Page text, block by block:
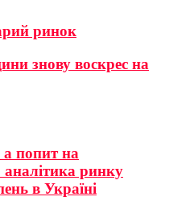
ринок
знову воскрес на
попит на
аналітика ринку
в Україні